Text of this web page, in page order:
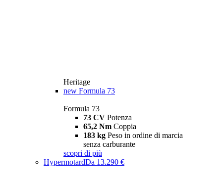
Heritage
new Formula 73
Formula 73
73 CV Potenza
65,2 Nm Coppia
183 kg Peso in ordine di marcia
senza carburante
scopri di più
HypermotardDa 13.290 €